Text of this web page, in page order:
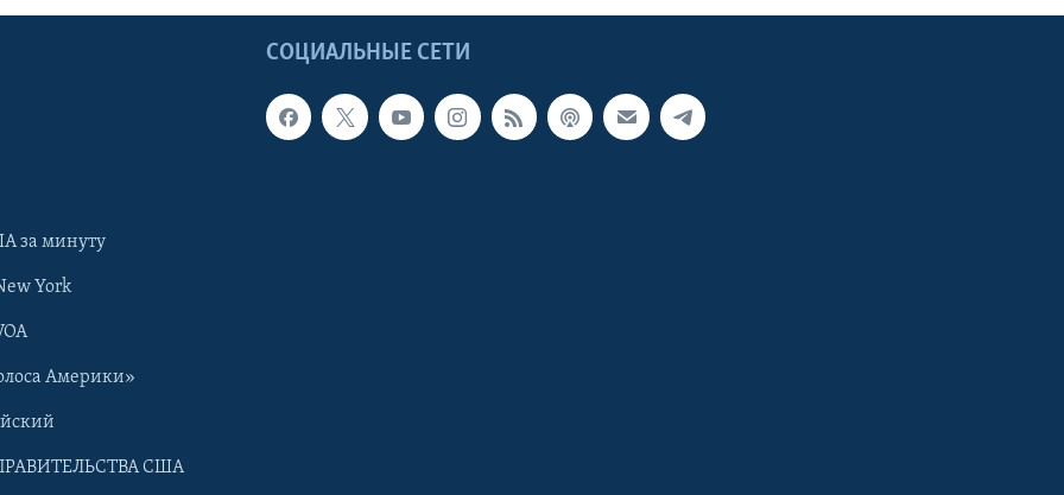
СОЦИАЛЬНЫЕ СЕТИ
за минуту
York
Америки»
США